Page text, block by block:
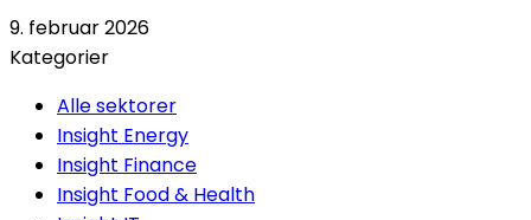
9. februar 2026
Kategorier
Alle sektorer
Insight Energy
Insight Finance
Insight Food & Health